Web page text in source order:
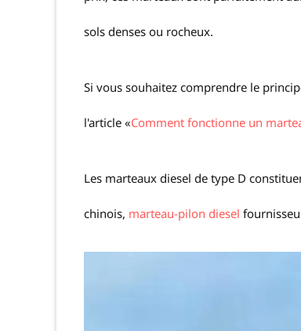
sols denses ou rocheux.
Si vous souhaitez comprendre le
l'article «Comment fonctionne un
Les marteaux diesel de type D
chinois, marteau-pilon diesel